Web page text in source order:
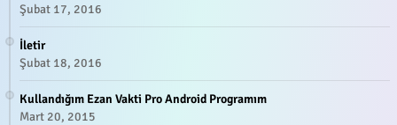
Şubat 17, 2016
İletir
Şubat 18, 2016
Kullandığım Ezan Vakti Pro Android Programım
Mart 20, 2015